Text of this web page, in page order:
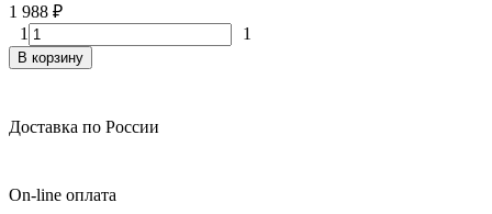
1 988 ₽
1
1
В корзину
Доставка по России
On-line оплата